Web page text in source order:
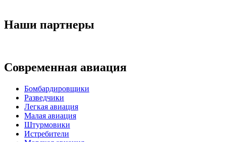
Наши партнеры
Современная авиация
Бомбардировщики
Разведчики
Легкая авиация
Малая авиация
Штурмовики
Истребители